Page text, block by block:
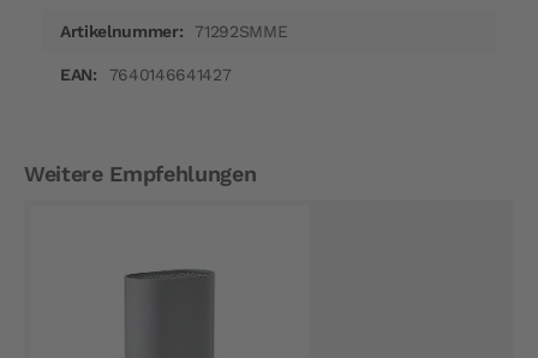
71292SMME
7640146641427
Weitere Empfehlungen